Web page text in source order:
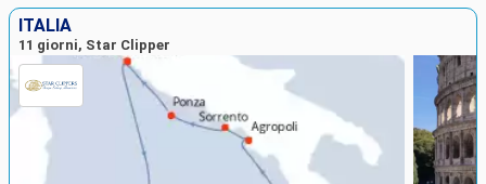
ITALIA
11 giorni, Star Clipper